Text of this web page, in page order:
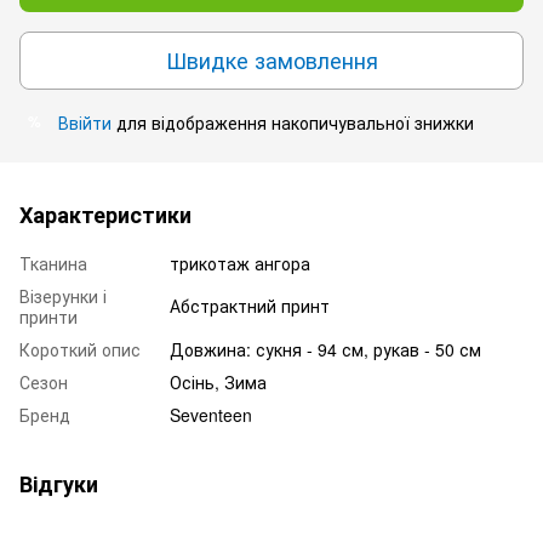
Швидке замовлення
Ввійти для відображення накопичувальної знижки
Характеристики
Тканина
трикотаж ангора
Візерунки і
принти
Абстрактний принт
Короткий опис
Довжина: сукня - 94 см, рукав - 50 см
Сезон
Осінь, Зима
Бренд
Seventeen
Відгуки